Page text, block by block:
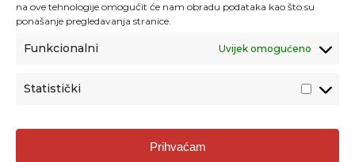
na ove tehnologije omogućit će nam obradu podataka kao što su
ponašanje pregledavanja stranice.
Funkcionalni Uvijek omogućeno
Statistički
Prihvaćam
Agencija za odgoj i obrazovanje
Donje Svetice 38, 10000 Zagreb